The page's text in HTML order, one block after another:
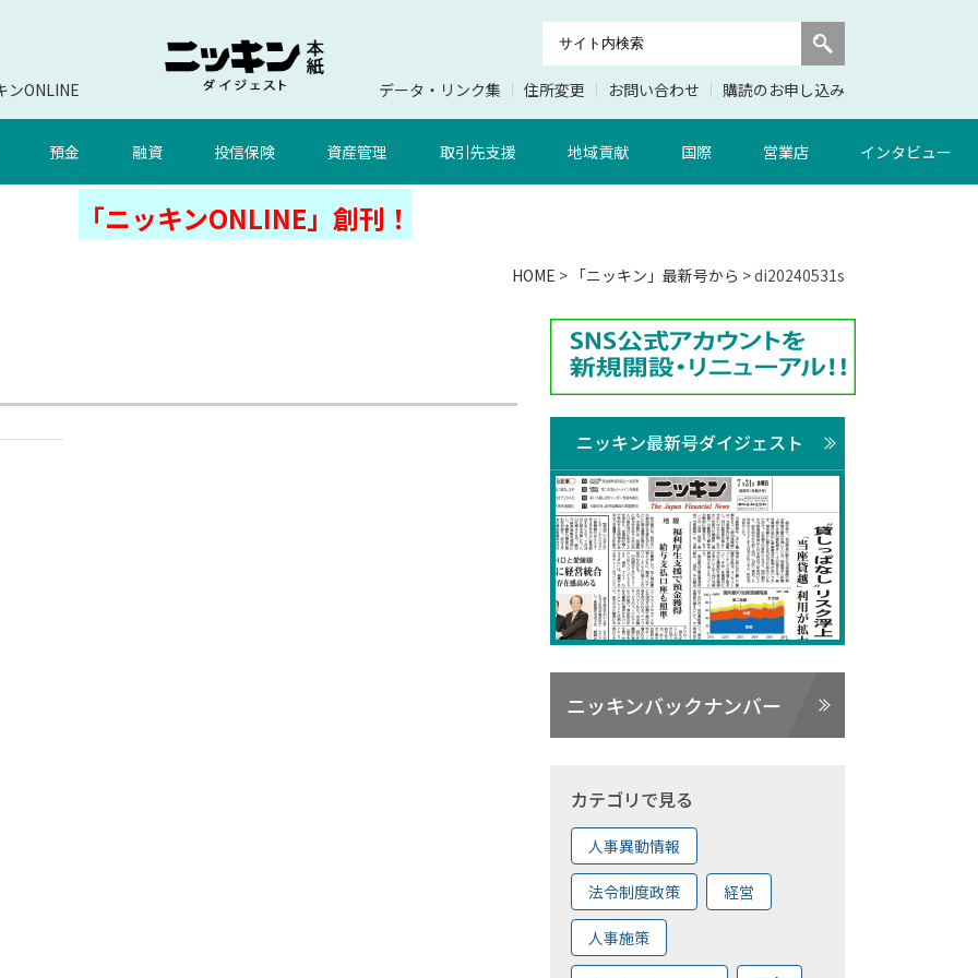
ンONLINE データ・リンク集 住所変更 お問い合わせ 購読のお申し込み
預金 融資 投信保険 資産管理 取引先支援 地域貢献 国際 営業店 インタビュー
「ニッキンONLINE」創刊！
HOME > 「ニッキン」最新号から > di20240531s
ニッキン最新号ダイジェスト
ニッキンバックナンバー
カテゴリで見る
人事異動情報
法令制度政策 経営
人事施策